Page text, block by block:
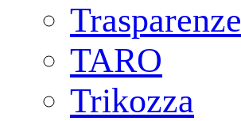
Trasparenze
TARO
Trikozza